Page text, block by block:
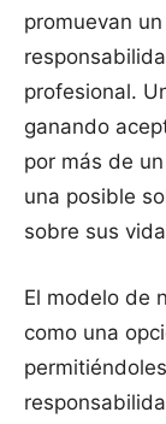
promuevan
profesional.
ganando
por más de
una posible
sobre sus
El modelo de
como una